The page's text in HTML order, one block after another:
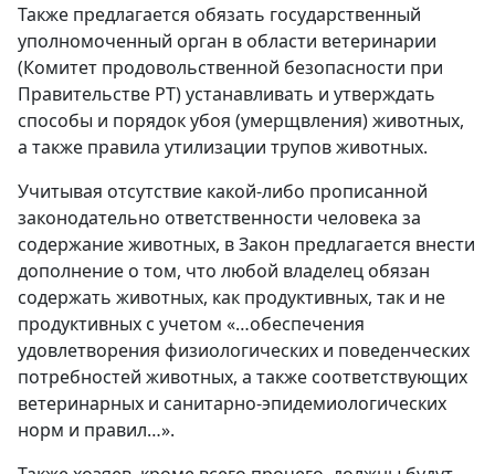
Также предлагается обязать государственный
уполномоченный орган в области ветеринарии
(Комитет продовольственной безопасности при
Правительстве РТ) устанавливать и утверждать
способы и порядок убоя (умерщвления) животных,
а также правила утилизации трупов животных.
Учитывая отсутствие какой-либо прописанной
законодательно ответственности человека за
содержание животных, в Закон предлагается внести
дополнение о том, что любой владелец обязан
содержать животных, как продуктивных, так и не
продуктивных с учетом «…обеспечения
удовлетворения физиологических и поведенческих
потребностей животных, а также соответствующих
ветеринарных и санитарно-эпидемиологических
норм и правил…».